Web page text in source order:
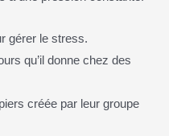
gérer le stress.
qu’il donne chez des
créée par leur groupe